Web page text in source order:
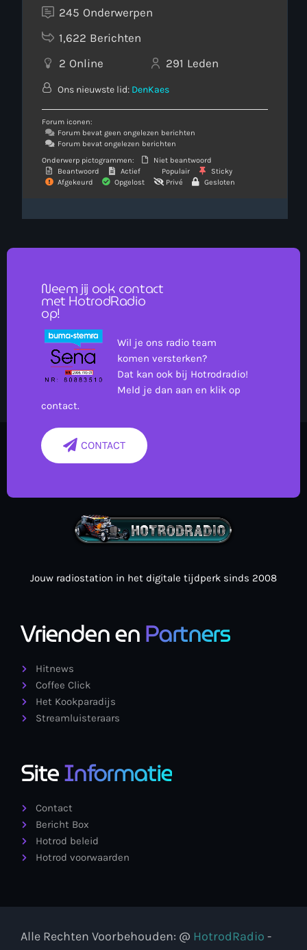
245 Onderwerpen
1,622 Berichten
2 Online 291 Leden
Ons nieuwste lid: DenKaes
Forum iconen:
Forum bevat geen ongelezen berichten
Forum bevat ongelezen berichten
Onderwerp pictogrammen:
Niet beantwoord
Beantwoord
Actief Populair
Sticky
Afgekeurd
Opgelost Privé Gesloten
Neem jij ook contact
met HotrodRadio
op!
Wil je ons radio team
komen versterken?
Dat kan ook bij Hotrodradio!
Meld je dan aan en klik op
contact.
CONTACT
Jouw radiostation in het digitale tijdperk sinds 2008
Vrienden enPartners
Hitnews
Coffee Click
Het Kookparadijs
Streamluisteraars
SiteInformatie
Contact
Bericht Box
Hotrod beleid
Hotrod voorwaarden
Alle Rechten Voorbehouden: @ HotrodRadio -